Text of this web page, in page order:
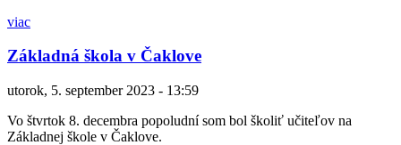
viac
Základná škola v Čaklove
utorok, 5. september 2023 - 13:59
Vo štvrtok 8. decembra popoludní som bol školiť učiteľov na
Základnej škole v Čaklove.